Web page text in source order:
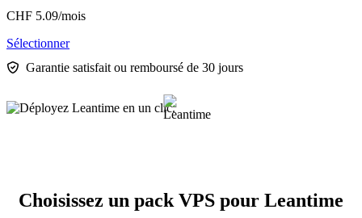
CHF 5.09/mois
Sélectionner
Garantie satisfait ou remboursé de 30 jours
Choisissez un pack VPS pour Leantime